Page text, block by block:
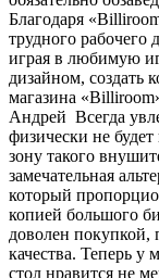
Благодаря
трудного
играя в любимую
дизайном, создать
магазина
Андрей Всегда
физически не
зону такого
замечательная
который
копией большого
доволен покупкой,
качества. Теперь у
стол нравится не